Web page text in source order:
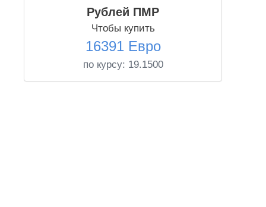
Рублей ПМР
Чтобы купить
16391 Евро
по курсу: 19.1500